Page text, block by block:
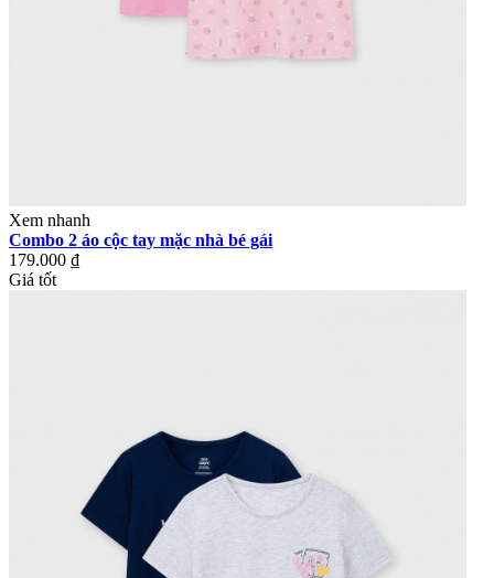
Xem nhanh
Combo 2 áo cộc tay mặc nhà bé gái
179.000 ₫
Giá tốt